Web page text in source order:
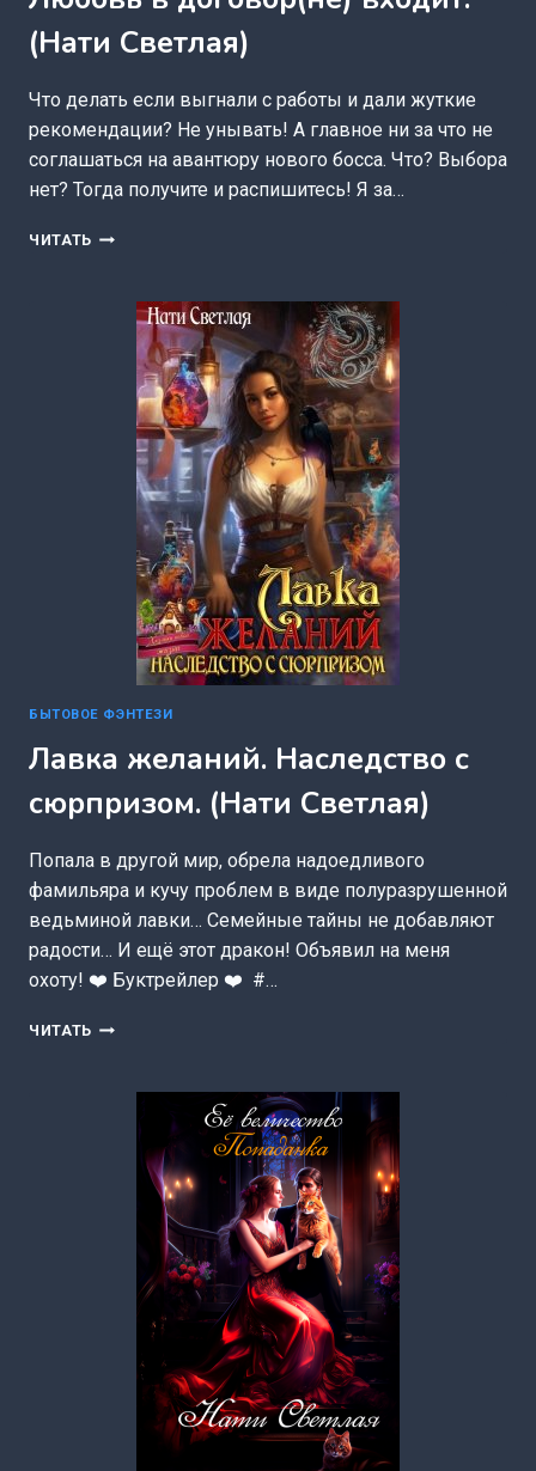
(Нати Светлая)
Что делать если выгнали с работы и дали жуткие
рекомендации? Не унывать! А главное ни за что не
соглашаться на авантюру нового босса. Что? Выбора
нет? Тогда получите и распишитесь! Я за…
ЧИТАТЬ ЛЮБОВЬ
ВХОДИТ.
(НАТИ
СВЕТЛАЯ)
БЫТОВОЕ ФЭНТЕЗИ
Лавка желаний. Наследство с
сюрпризом. (Нати Светлая)
Попала в другой мир, обрела надоедливого
фамильяра и кучу проблем в виде полуразрушенной
ведьминой лавки… Семейные тайны не добавляют
радости… И ещё этот дракон! Объявил на меня
охоту! ❤️ Буктрейлер ❤️ #…
ЧИТАТЬ ЛАВКА
СЮРПРИЗОМ.
СВЕТЛАЯ)